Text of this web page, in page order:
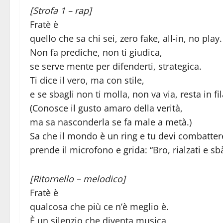
[Strofa 1 – rap]
Fratè è
quello che sa chi sei, zero fake, all-in, no play.
Non fa prediche, non ti giudica,
se serve mente per difenderti, strategica.
Ti dice il vero, ma con stile,
e se sbagli non ti molla, non va via, resta in
(Conosce il gusto amaro della verità,
ma sa nasconderla se fa male a metà.)
Sa che il mondo è un ring e tu devi
prende il microfono e grida: “Bro, rialzati e
[Ritornello – melodico]
Fratè è
qualcosa che più ce n’è meglio è.
È un silenzio che diventa musica,